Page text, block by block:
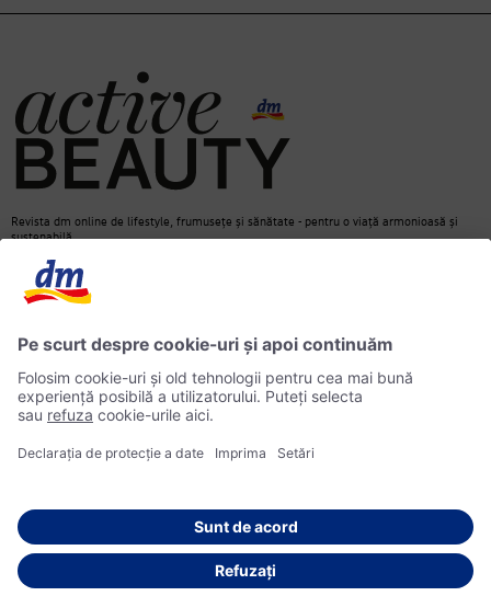
Revista dm online de lifestyle, frumusețe și sănătate - pentru o viață armonioasă și
sustenabilă.
© 2026 dm drogerie markt SRL